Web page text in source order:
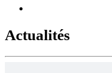
Actualités